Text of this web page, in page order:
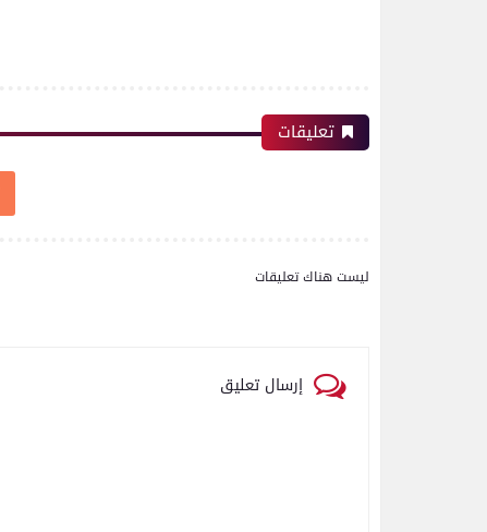
تعليقات
ليست هناك تعليقات
إرسال تعليق